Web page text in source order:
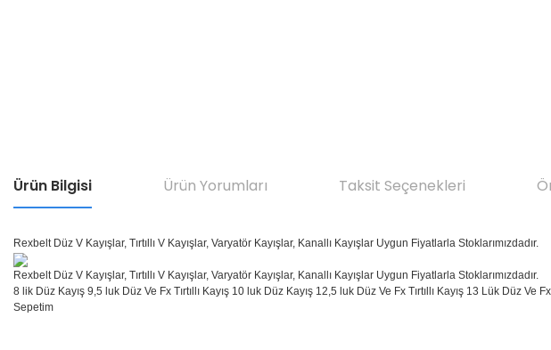
Ürün Bilgisi Ürün Yorumları Taksit Seçenekleri
Rexbelt Düz V Kayışlar, Tırtıllı V Kayışlar, Varyatör Kayışlar, Kanallı Kayışlar Uygun Fiyatlarla Stoklarımızdadır.
Rexbelt Düz V Kayışlar, Tırtıllı V Kayışlar, Varyatör Kayışlar, Kanallı Kayışlar Uygun Fiyatlarla Stoklarımızdadır.
8 lik Düz Kayış 9,5 luk Düz Ve Fx Tırtıllı Kayış 10 luk Düz Kayış 12,5 luk Düz Ve Fx Tırtıllı Kayış 13 Lük Düz Ve
Sepetim